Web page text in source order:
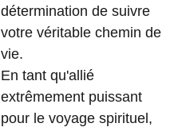
détermination de suivre
votre véritable chemin de
vie.
En tant qu'allié
extrêmement puissant
pour le voyage spirituel,